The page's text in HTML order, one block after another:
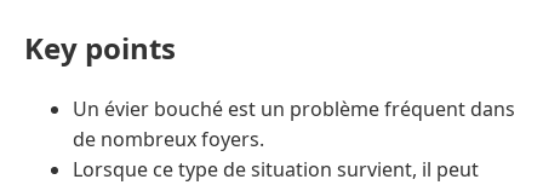
Key points
Un évier bouché est un problème fréquent dans
de nombreux foyers.
Lorsque ce type de situation survient, il peut